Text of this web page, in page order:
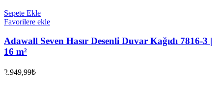
Sepete Ekle
Favorilere ekle
Adawall Seven Hasır Desenli Duvar Kağıdı 7816-3 |
16 m²
2.949,99₺